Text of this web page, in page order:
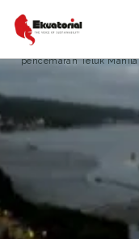
HUTAN JAWA
bay
pencemaran Teluk Manila